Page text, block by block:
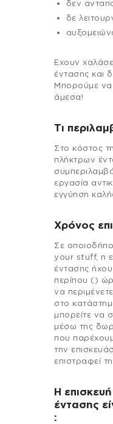
δεν
δε
Εχουν
έντασης και
Μπορούμε να
άμεσα!
Τι
Στo κόστος
πλήκτρων
εργασία
εγγύηση
Χρόνος
Σε
your stuff, η
έντασης
περίπου ()
να
στο
μπορείτε να
μέσω της
που
την
επιστραφεί
Η
έντασης
: